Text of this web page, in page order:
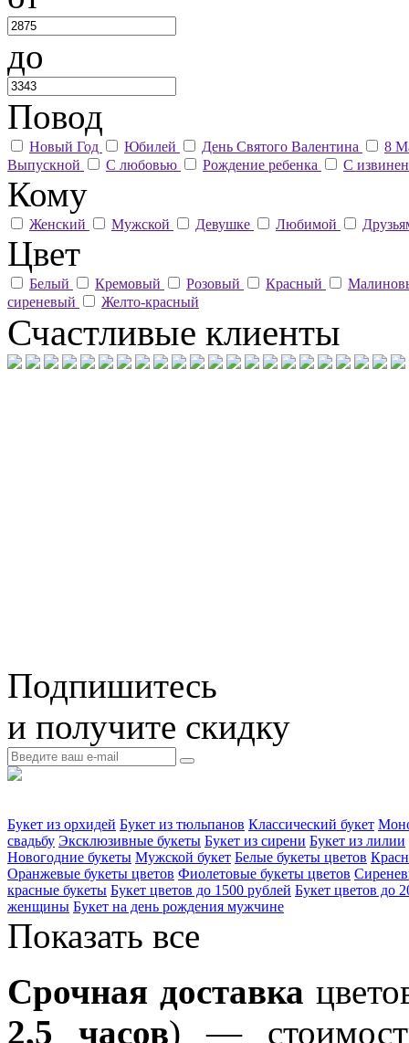
до
Повод
Новый Год Юбилей День Святого Валентина
8
Выпускной
С любовью Рождение ребенка С
Кому
Женский Мужской Девушке Любимой
Цвет
Белый Кремовый Розовый Красный
сиреневый
Желто-красный
Счастливые клиенты
Подпишитесь
и получите скидку
Букет из орхидей Букет из тюльпанов Классический букет
свадьбу Эксклюзивные букеты Букет из сирени Букет из лилии
Новогодние букеты Мужской букет Белые букеты цветов
Оранжевые букеты цветов Фиолетовые букеты цветов
красные букеты Букет цветов до 1500 рублей Букет цветов до
женщины Букет на день рождения мужчине
Показать все
Срочная доставка
2,5 часов) —